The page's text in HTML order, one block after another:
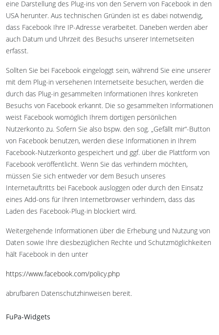
eine Darstellung des Plug-ins von den Servern von Facebook in den
USA herunter. Aus technischen Gründen ist es dabei notwendig,
dass Facebook Ihre IP-Adresse verarbeitet. Daneben werden aber
auch Datum und Uhrzeit des Besuchs unserer Internetseiten
erfasst.
Sollten Sie bei Facebook eingeloggt sein, während Sie eine unserer
mit dem Plug-in versehenen Internetseite besuchen, werden die
durch das Plug-in gesammelten Informationen Ihres konkreten
Besuchs von Facebook erkannt. Die so gesammelten Informationen
weist Facebook womöglich Ihrem dortigen persönlichen
Nutzerkonto zu. Sofern Sie also bspw. den sog. „Gefällt mir“-Button
von Facebook benutzen, werden diese Informationen in Ihrem
Facebook-Nutzerkonto gespeichert und ggf. über die Plattform von
Facebook veröffentlicht. Wenn Sie das verhindern möchten,
müssen Sie sich entweder vor dem Besuch unseres
Internetauftritts bei Facebook ausloggen oder durch den Einsatz
eines Add-ons für Ihren Internetbrowser verhindern, dass das
Laden des Facebook-Plug-in blockiert wird.
Weitergehende Informationen über die Erhebung und Nutzung von
Daten sowie Ihre diesbezüglichen Rechte und Schutzmöglichkeiten
hält Facebook in den unter
https://www.facebook.com/policy.php
abrufbaren Datenschutzhinweisen bereit.
FuPa-Widgets